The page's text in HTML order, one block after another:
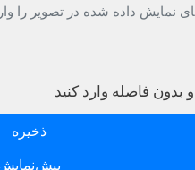
نمایش داده شده در تصویر را
فاصله وارد کنید